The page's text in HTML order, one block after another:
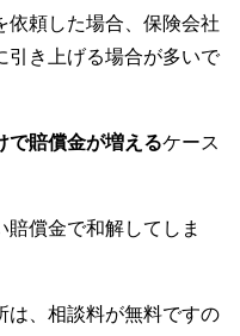
依頼した場合、保険会社
引き上げる場合が多いで
で賠償金が増えるケース
賠償金で和解してしま
は、相談料が無料ですの